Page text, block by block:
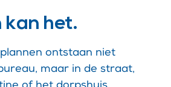
kan het.
ontstaan niet
maar in de straat,